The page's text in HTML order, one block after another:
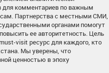
для комментариев по важным
Партнерства с местными СМИ,
органами помогут
ее авторитетность. Цель
visit ресурс для каждого, кто
Мы уверены, что
ценностью в эпоху